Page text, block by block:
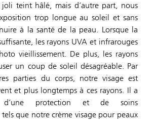
teint hâlé, mais d’autre part, nous
trop longue au soleil et sans
à la santé de la peau. Lorsque la
les rayons UVA et infrarouges
vieillissement. De plus, les rayons
un coup de soleil désagréable. Par
parties du corps, notre visage est
et plus longtemps à ces rayons. Il a
protection et de soins
que notre crème visage pour peaux